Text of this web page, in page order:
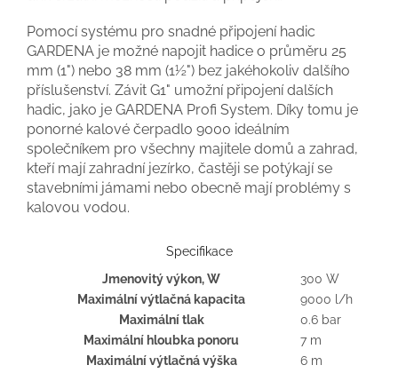
Pomocí systému pro snadné připojení hadic
GARDENA je možné napojit hadice o průměru 25
mm (1") nebo 38 mm (1½") bez jakéhokoliv dalšího
příslušenství. Závit G1" umožní připojení dalších
hadic, jako je GARDENA Profi System. Díky tomu je
ponorné kalové čerpadlo 9000 ideálním
společníkem pro všechny majitele domů a zahrad,
kteří mají zahradní jezírko, častěji se potýkají se
stavebními jámami nebo obecně mají problémy s
kalovou vodou.
Specifikace
Jmenovitý výkon, W
300 W
Maximální výtlačná kapacita
9000 l/h
Maximální tlak
0.6 bar
Maximální hloubka ponoru
7 m
Maximální výtlačná výška
6 m